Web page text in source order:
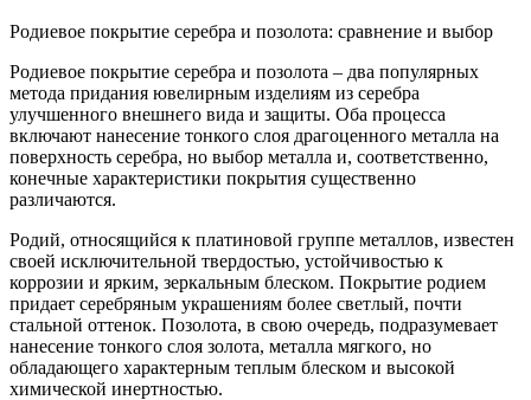
Родиевое покрытие серебра и позолота: сравнение и выбор
Родиевое покрытие серебра и позолота – два популярных
метода придания ювелирным изделиям из серебра
улучшенного внешнего вида и защиты. Оба процесса
включают нанесение тонкого слоя драгоценного металла на
поверхность серебра, но выбор металла и, соответственно,
конечные характеристики покрытия существенно
различаются.
Родий, относящийся к платиновой группе металлов, известен
своей исключительной твердостью, устойчивостью к
коррозии и ярким, зеркальным блеском. Покрытие родием
придает серебряным украшениям более светлый, почти
стальной оттенок. Позолота, в свою очередь, подразумевает
нанесение тонкого слоя золота, металла мягкого, но
обладающего характерным теплым блеском и высокой
химической инертностью.